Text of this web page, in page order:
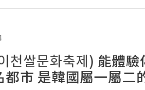
천쌀문화축제) 能體
市 是韓國屬一屬二